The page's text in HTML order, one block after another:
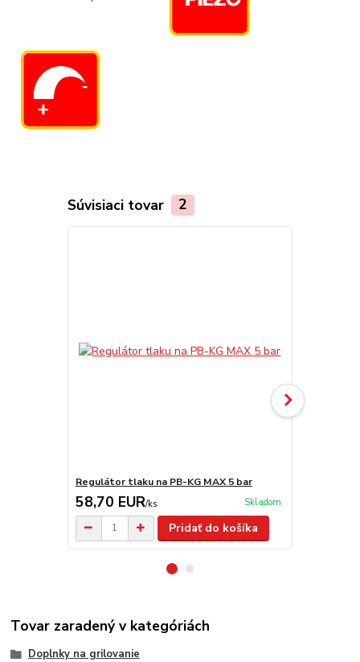
Súvisiaci tovar 2
Regulátor tlaku na PB-KG MAX 5 bar
58,70 EUR/ks Skladom
Pridať do košíka
Tovar zaradený v kategóriách
Doplnky na grilovanie